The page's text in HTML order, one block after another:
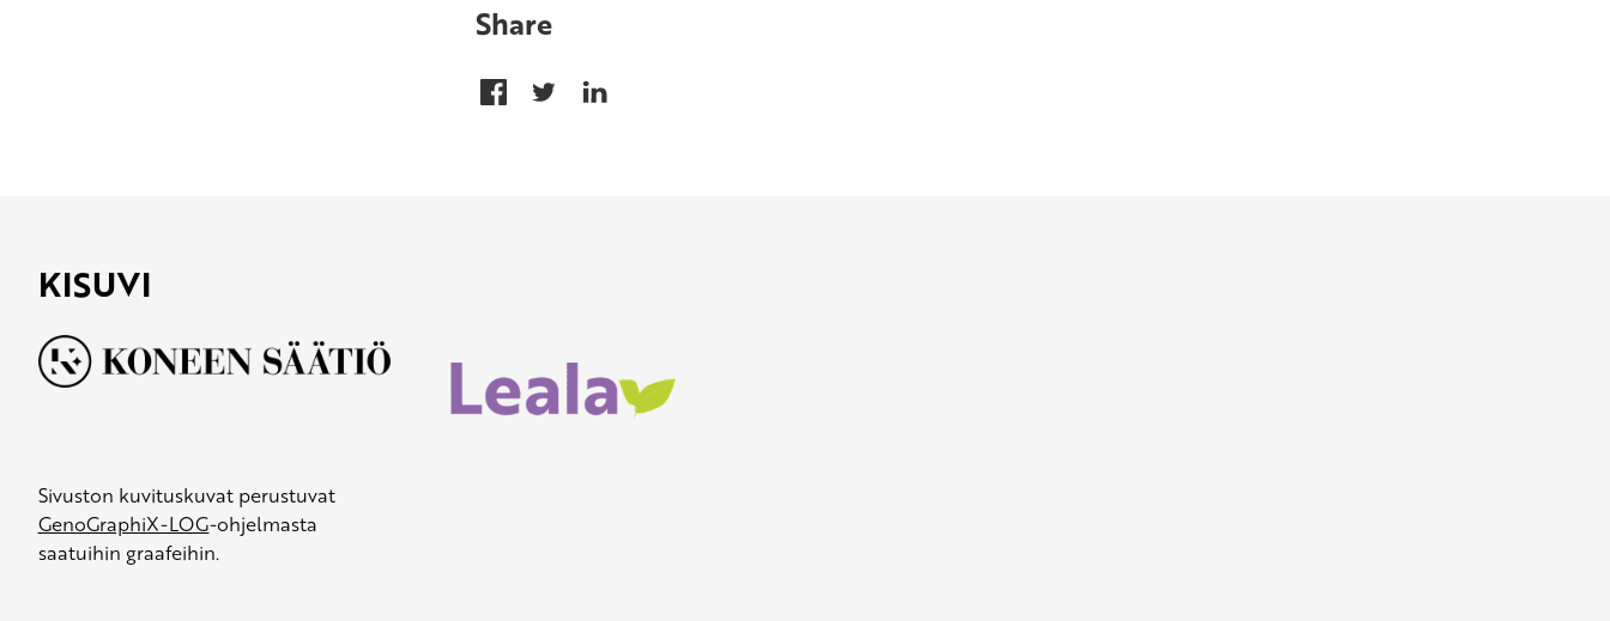
Share
KISUVI
Sivuston kuvituskuvat perustuvat
GenoGraphiX-LOG-ohjelmasta
saatuihin graafeihin.